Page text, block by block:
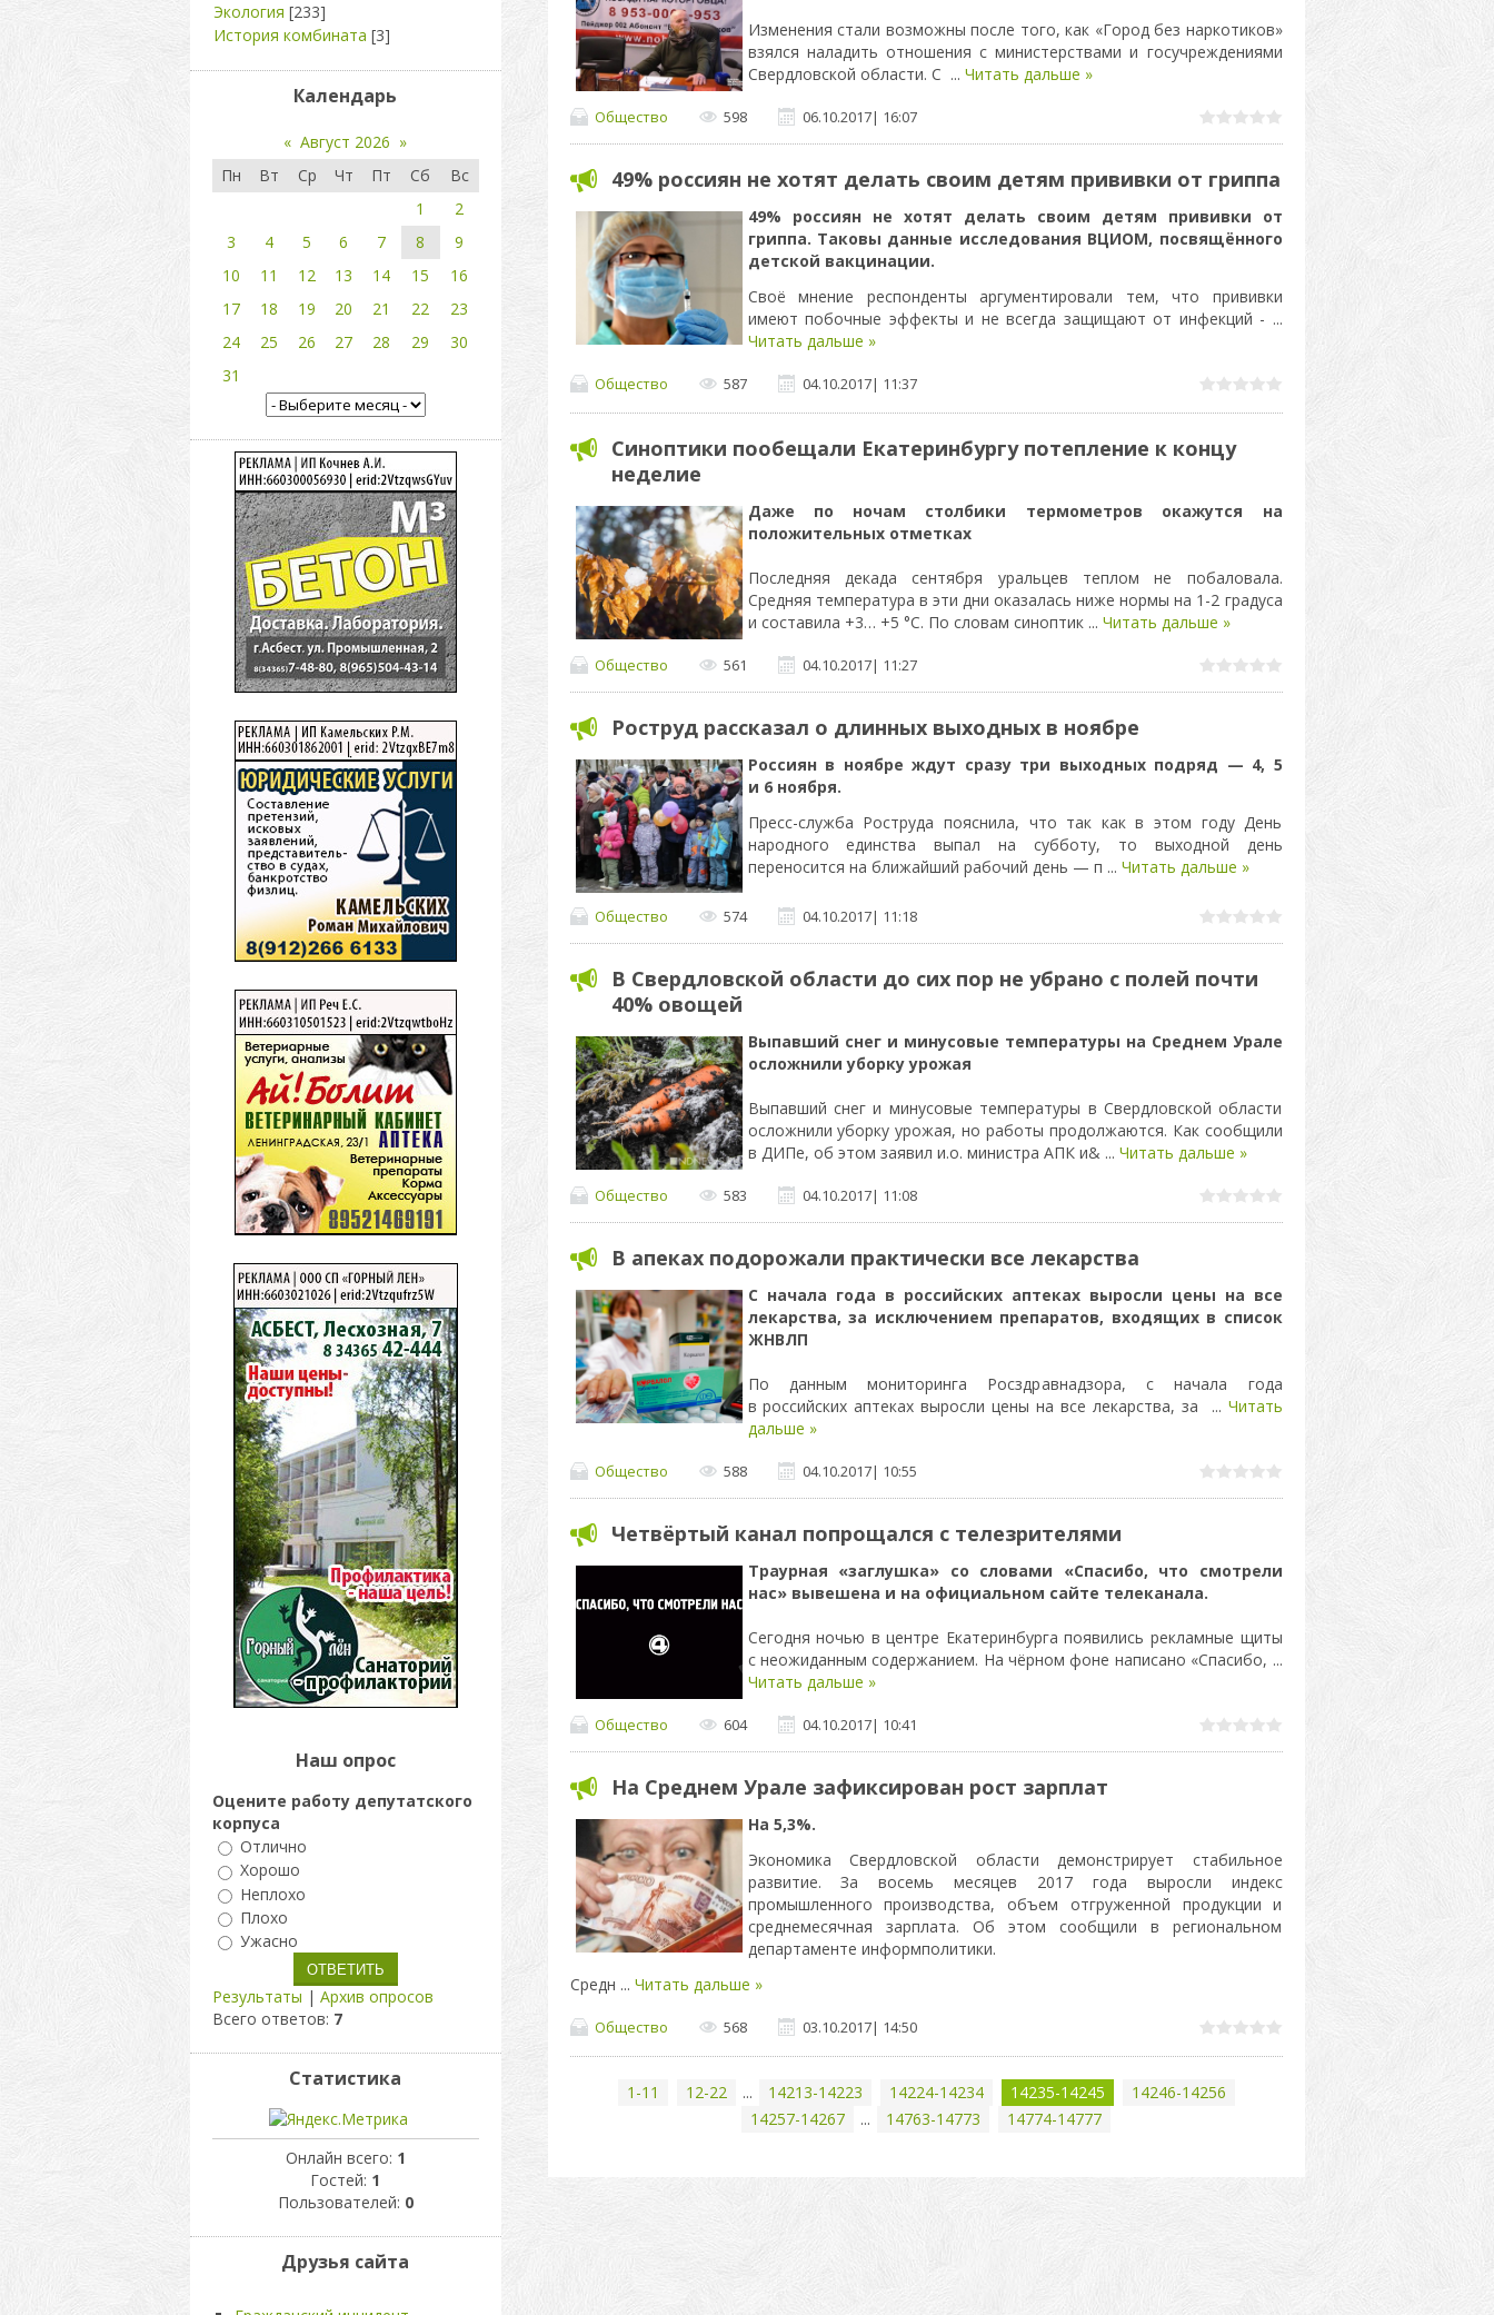
Изменения стали возможны после того, как «Город без наркотиков»
взялся наладить отношения с министерствами и госучреждениями
Свердловской области. С ... Читать дальше »
Общество 598 06.10.2017| 16:07
49% россиян не хотят делать своим детям прививки от гриппа
49% россиян не хотят делать своим детям прививки от
гриппа. Таковы данные исследования ВЦИОМ, посвящённого
детской вакцинации.
Своё мнение респонденты аргументировали тем, что прививки
имеют побочные эффекты и не всегда защищают от инфекций - ...
Читать дальше »
Общество 587 04.10.2017| 11:37
Синоптики пообещали Екатеринбургу потепление к концу
неделие
Даже по ночам столбики термометров окажутся на
положительных отметках
Последняя декада сентября уральцев теплом не побаловала.
Средняя температура в эти дни оказалась ниже нормы на 1-2 градуса
и составила +3… +5 °С. По словам синоптик ... Читать дальше »
Общество 561 04.10.2017| 11:27
Роструд рассказал о длинных выходных в ноябре
Россиян в ноябре ждут сразу три выходных подряд — 4, 5
и 6 ноября.
Пресс-служба Роструда пояснила, что так как в этом году День
народного единства выпал на субботу, то выходной день
переносится на ближайший рабочий день — п ... Читать дальше »
Общество 574 04.10.2017| 11:18
В Свердловской области до сих пор не убрано с полей почти
40% овощей
Выпавший снег и минусовые температуры на Среднем Урале
осложнили уборку урожая
Выпавший снег и минусовые температуры в Свердловской области
осложнили уборку урожая, но работы продолжаются. Как сообщили
в ДИПе, об этом заявил и.о. министра АПК и& ... Читать дальше »
Общество 583 04.10.2017| 11:08
В апеках подорожали практически все лекарства
С начала года в российских аптеках выросли цены на все
лекарства, за исключением препаратов, входящих в список
ЖНВЛП
По данным мониторинга Росздравнадзора, с начала года
в российских аптеках выросли цены на все лекарства, за ... Читать
дальше »
Общество 588 04.10.2017| 10:55
Четвёртый канал попрощался с телезрителями
Траурная «заглушка» со словами «Спасибо, что смотрели
нас» вывешена и на официальном сайте телеканала.
Сегодня ночью в центре Екатеринбурга появились рекламные щиты
с неожиданным содержанием. На чёрном фоне написано «Спасибо, ...
Читать дальше »
Общество 604 04.10.2017| 10:41
На Среднем Урале зафиксирован рост зарплат
На 5,3%.
Экономика Свердловской области демонстрирует стабильное
развитие. За восемь месяцев 2017 года выросли индекс
промышленного производства, объем отгруженной продукции и
среднемесячная зарплата. Об этом сообщили в региональном
департаменте информполитики.
Средн ... Читать дальше »
Общество 568 03.10.2017| 14:50
1-11 12-22 ... 14213-14223 14224-14234 14235-14245
14246-14256
14257-14267
... 14763-14773 14774-14777
Экология [233]
История комбината [3]
Календарь
« Август 2026 »
Пн
Вт Ср Чт Пт Сб
Вс
1
2
3
4 5 6 7 8
9
10
11 12 13 14 15
16
17
18 19 20 21 22
23
24
25 26 27 28 29
30
31
Наш опрос
Оцените работу депутатского
корпуса
Отлично
Хорошо
Неплохо
Плохо
Ужасно
Результаты | Архив опросов
Всего ответов: 7
Статистика
Онлайн всего: 1
Гостей: 1
Пользователей: 0
Друзья сайта